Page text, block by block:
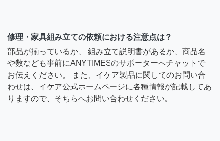
修理・家具組み立ての依頼における注意点は？
部品が揃っているか、 組み立て説明書があるか、商品名
や数なども事前にANYTIMESのサポーターへチャットで
お伝えください。 また、イケア製品に関してのお問い合
わせは、イケア公式ホームページに各種情報が記載してあ
りますので、そちらへお問い合わせください。